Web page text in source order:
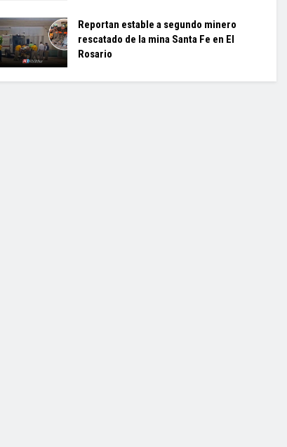
Reportan estable a segundo minero
rescatado de la mina Santa Fe en El
Rosario